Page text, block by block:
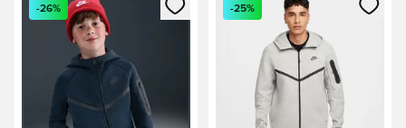
-26% -25%